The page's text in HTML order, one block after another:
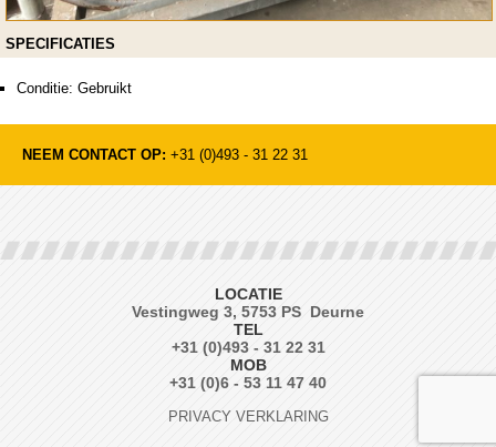
SPECIFICATIES
Conditie: Gebruikt
NEEM CONTACT OP: +31 (0)493 - 31 22 31
LOCATIE
Vestingweg 3, 5753 PS Deurne
TEL
+31 (0)493 - 31 22 31
MOB
+31 (0)6 - 53 11 47 40
PRIVACY VERKLARING